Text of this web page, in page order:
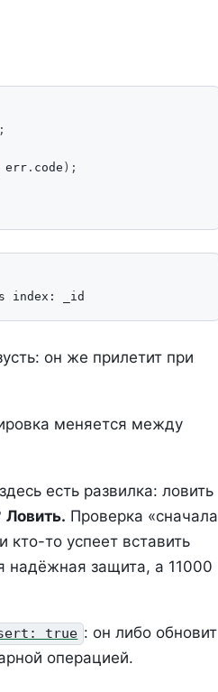
err . code );
он же прилетит при
меняется между
есть развилка: ловить
Ловить. Проверка «сначала
то успеет вставить
надёжная защита, а 11000
true : он либо обновит
операцией.